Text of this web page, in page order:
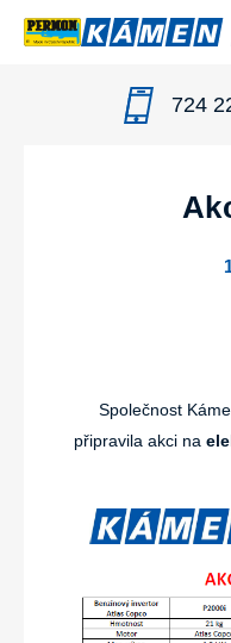
724
AKCE LÉTO
Společnost
připravila akci na